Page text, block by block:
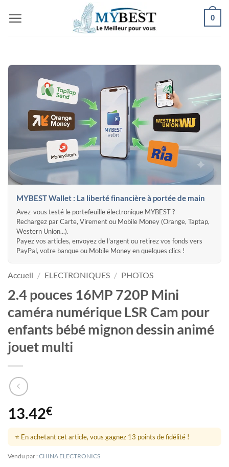
au
0
MYBEST Wallet : La liberté financière à portée de main
Avez-vous testé le portefeuille électronique MYBEST ?
Rechargez par Carte, Virement ou Mobile Money (Orange, Taptap,
Western Union...).
Payez vos articles, envoyez de l'argent ou retirez vos fonds vers
PayPal, votre banque ou Mobile Money en quelques clics !
Accueil / ELECTRONIQUES / PHOTOS
2.4 pouces 16MP 720P Mini
caméra numérique LSR Cam pour
enfants bébé mignon dessin animé
jouet multi
13.42€
⭐ En achetant cet article, vous gagnez 13 points de fidélité !
Vendu par : CHINA ELECTRONICS